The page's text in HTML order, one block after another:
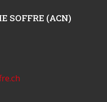
SOFFRE (ACN)